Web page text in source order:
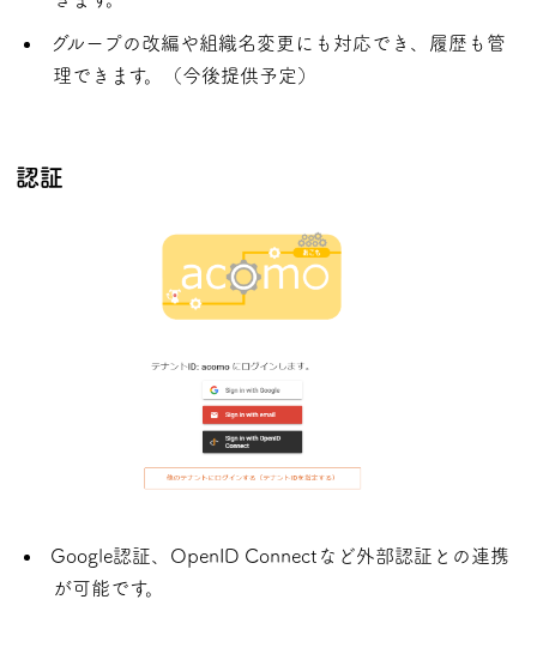
グループの改編や組織名変更にも対応でき、履歴も管
理できます。（今後提供予定）
認証
Google認証、OpenID Connectなど外部認証との連携
が可能です。